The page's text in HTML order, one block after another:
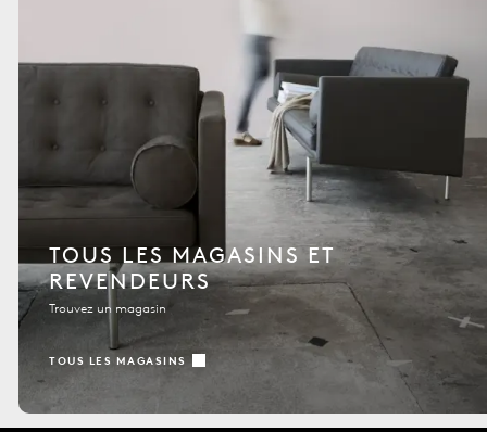
TOUS LES MAGASINS ET
REVENDEURS
Trouvez un magasin
TOUS LES MAGASINS